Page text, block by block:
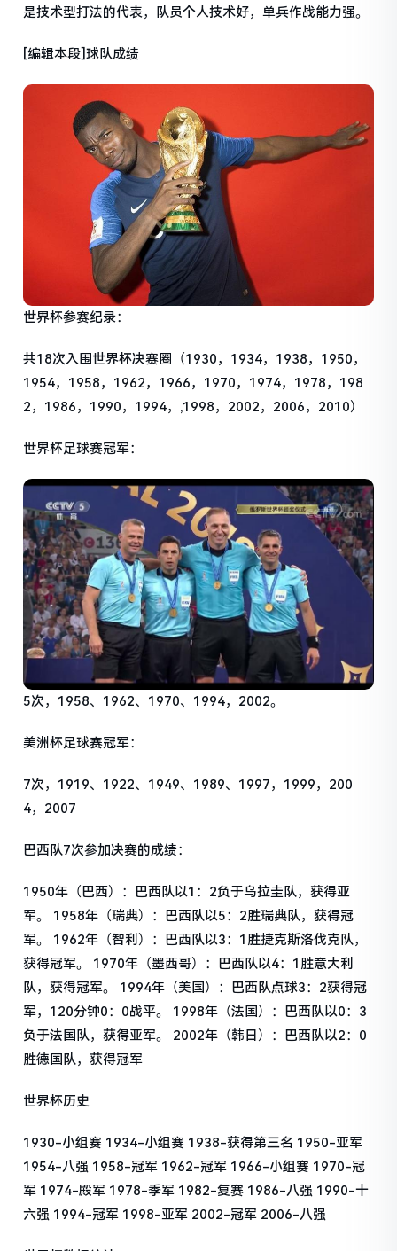
是技术型打法的代表，队员个人技术好，单兵作战能力强。
[编辑本段]球队成绩
世界杯参赛纪录：
共18次入围世界杯决赛圈（1930，1934，1938，1950，
1954，1958，1962，1966，1970，1974，1978，198
2，1986，1990，1994，,1998，2002，2006，2010）
世界杯足球赛冠军：
5次，1958、1962、1970、1994，2002。
美洲杯足球赛冠军：
7次，1919、1922、1949、1989、1997，1999，200
4，2007
巴西队7次参加决赛的成绩：
1950年（巴西）：巴西队以1：2负于乌拉圭队，获得亚
军。 1958年（瑞典）：巴西队以5：2胜瑞典队，获得冠
军。 1962年（智利）：巴西队以3：1胜捷克斯洛伐克队，
获得冠军。 1970年（墨西哥）：巴西队以4：1胜意大利
队，获得冠军。 1994年（美国）：巴西队点球3：2获得冠
军，120分钟0：0战平。 1998年（法国）：巴西队以0：3
负于法国队，获得亚军。 2002年（韩日）：巴西队以2：0
胜德国队，获得冠军
世界杯历史
1930-小组赛 1934-小组赛 1938-获得第三名 1950-亚军
1954-八强 1958-冠军 1962-冠军 1966-小组赛 1970-冠
军 1974-殿军 1978-季军 1982-复赛 1986-八强 1990-十
六强 1994-冠军 1998-亚军 2002-冠军 2006-八强